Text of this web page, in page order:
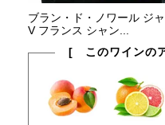
ブラン・ド・ノワール ジ
V フランス シャン...
[ このワインの